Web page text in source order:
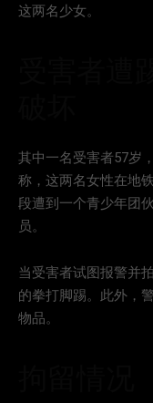
这两名少女。
其中一名受害者57岁
称，这两名女性在地
段遭到一个青少年团
员。
当受害者试图报警并
的拳打脚踢。此外，
物品。